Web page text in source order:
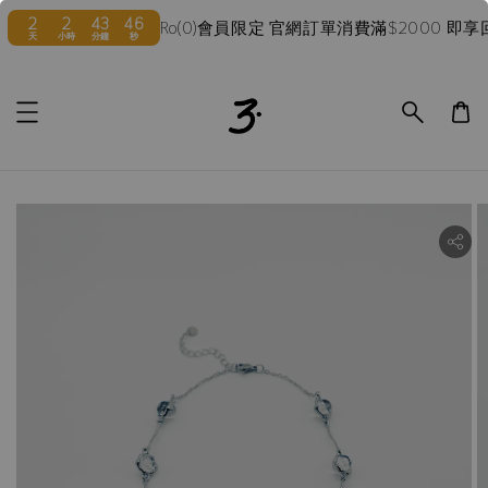
2
小時
43
分鐘
45
秒 Ro(0)會員限定 官網訂單消費滿$2000 即享回饋